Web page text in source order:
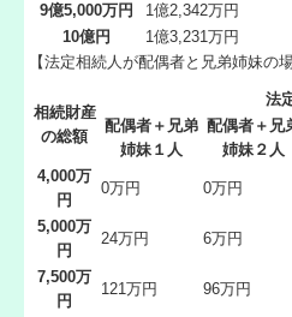
9億5,000万円
1億2,342万円
10億円
1億3,231万円
【法定相続人が配偶者と兄弟姉妹の
相続財産
の総額
法
配偶者＋兄弟
姉妹１人
配偶者＋兄
姉妹２人
4,000万
円
0万円 0万円
5,000万
円
24万円 6万円
7,500万
円
121万円 96万円